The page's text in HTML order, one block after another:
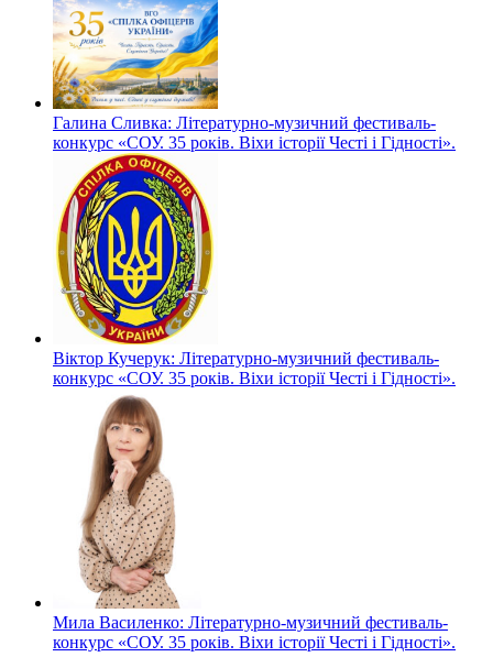
Галина Сливка: Літературно-музичний фестиваль-
конкурс «СОУ. 35 років. Віхи історії Честі і Гідності».
Віктор Кучерук: Літературно-музичний фестиваль-
конкурс «СОУ. 35 років. Віхи історії Честі і Гідності».
Мила Василенко: Літературно-музичний фестиваль-
конкурс «СОУ. 35 років. Віхи історії Честі і Гідності».